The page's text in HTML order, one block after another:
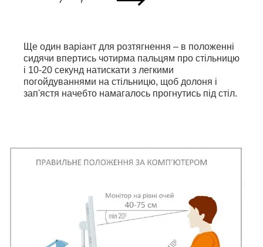
Ще один варіант для розтягнення – в положенні
сидячи впертись чотирма пальцям про стільницю
і 10-20 секунд натискати з легкими
погойдуваннями на стільницю, щоб долоня і
зап'ястя начебто намагалось прогнутись під стіл.